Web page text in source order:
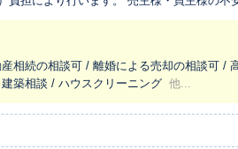
相続の相談可 / 離婚による売却の相談可 /
築相談 / ハウスクリーニング 他...